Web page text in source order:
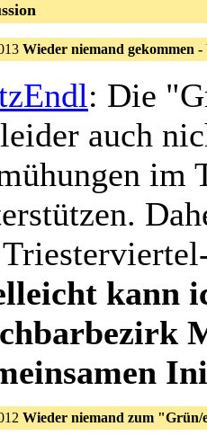
Wieder niemand gekommen
: Die
auch
im
kann
Wieder niemand zum "Grün/